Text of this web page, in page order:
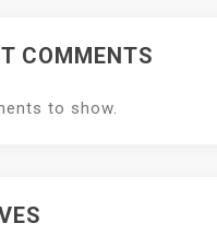
COMMENTS
to show.